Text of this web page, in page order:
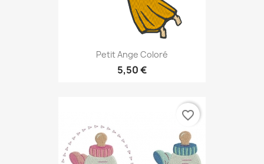
Petit Ange Coloré
5,50 €
favorite_border